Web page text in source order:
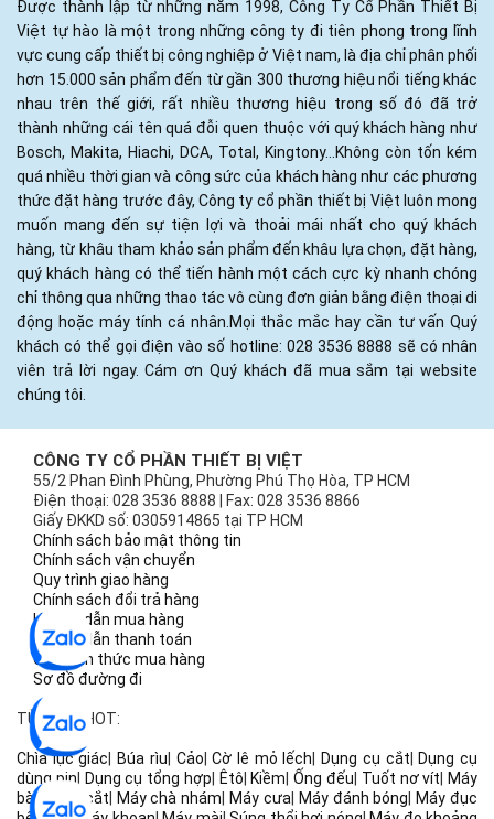
Được thành lập từ những năm 1998, Công Ty Cổ Phần Thiết Bị
Việt tự hào là một trong những công ty đi tiên phong trong lĩnh
vực cung cấp thiết bị công nghiệp ở Việt nam, là địa chỉ phân phối
hơn 15.000 sản phẩm đến từ gần 300 thương hiệu nổi tiếng khác
nhau trên thế giới, rất nhiều thương hiệu trong số đó đã trở
thành những cái tên quá đỗi quen thuộc với quý khách hàng như
Bosch, Makita, Hiachi, DCA, Total, Kingtony...Không còn tốn kém
quá nhiều thời gian và công sức của khách hàng như các phương
thức đặt hàng trước đây, Công ty cổ phần thiết bị Việt luôn mong
muốn mang đến sự tiện lợi và thoải mái nhất cho quý khách
hàng, từ khâu tham khảo sản phẩm đến khâu lựa chọn, đặt hàng,
quý khách hàng có thể tiến hành một cách cực kỳ nhanh chóng
chỉ thông qua những thao tác vô cùng đơn giản bằng điện thoại di
động hoặc máy tính cá nhân.Mọi thắc mắc hay cần tư vấn Quý
khách có thể gọi điện vào số hotline: 028 3536 8888 sẽ có nhân
viên trả lời ngay. Cám ơn Quý khách đã mua sắm tại website
chúng tôi.
CÔNG TY CỔ PHẦN THIẾT BỊ VIỆT
55/2 Phan Đình Phùng, Phường Phú Thọ Hòa, TP HCM
Điện thoại: 028 3536 8888 | Fax: 028 3536 8866
Giấy ĐKKD số: 0305914865 tại TP HCM
Chính sách bảo mật thông tin
Chính sách vận chuyển
Quy trình giao hàng
Chính sách đổi trả hàng
Hướng dẫn mua hàng
Hướng dẫn thanh toán
Các hình thức mua hàng
Sơ đồ đường đi
TỪ KHÓA HOT:
Chìa lục giác Búa rìu Cảo |Cờ lê mỏ lếch Dụng cụ cắt
Dụng cụ
dùng pin| Dụng cụ tổng hợp Êtô Kiềm |Ống đếu Tuốt nơ vít
Máy
bào|Máy cắt Máy chà nhám Máy cưa| Máy đánh bóng
Máy đục